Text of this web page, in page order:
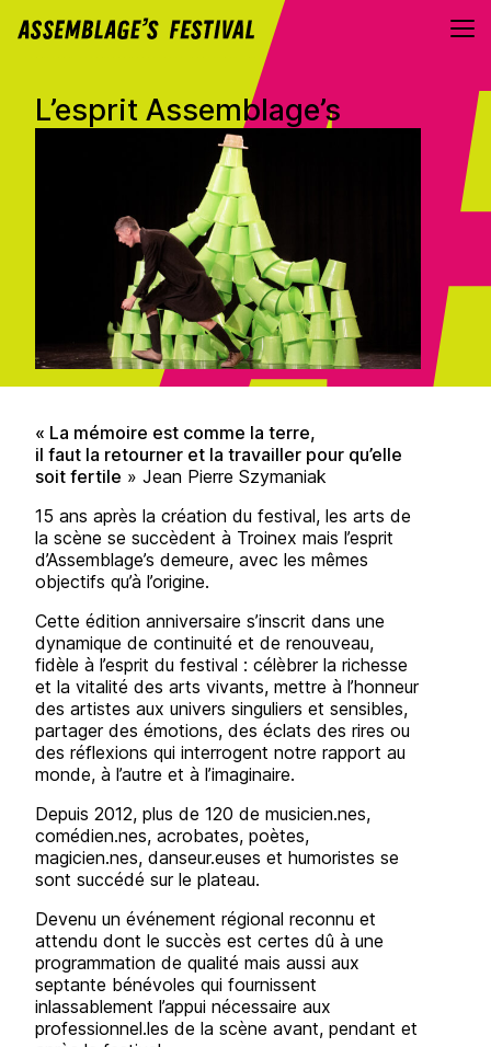
L’esprit Assemblage’s
« La mémoire est comme la terre,
il faut la retourner et la travailler pour qu’elle
soit fertile » Jean Pierre Szymaniak
15 ans après la création du festival, les arts de
la scène se succèdent à Troinex mais l’esprit
d’Assemblage’s demeure, avec les mêmes
objectifs qu’à l’origine.
Cette édition anniversaire s’inscrit dans une
dynamique de continuité et de renouveau,
fidèle à l’esprit du festival : célèbrer la richesse
et la vitalité des arts vivants, mettre à l’honneur
des artistes aux univers singuliers et sensibles,
partager des émotions, des éclats des rires ou
des réflexions qui interrogent notre rapport au
monde, à l’autre et à l’imaginaire.
Depuis 2012, plus de 120 de musicien.nes,
comédien.nes, acrobates, poètes,
magicien.nes, danseur.euses et humoristes se
sont succédé sur le plateau.
Devenu un événement régional reconnu et
attendu dont le succès est certes dû à une
programmation de qualité mais aussi aux
septante bénévoles qui fournissent
inlassablement l’appui nécessaire aux
professionnel.les de la scène avant, pendant et